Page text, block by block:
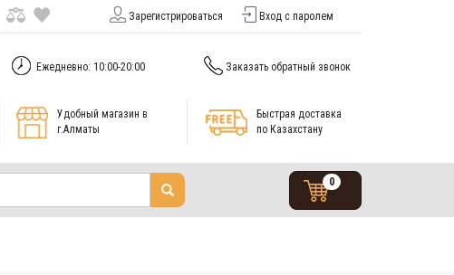
Зарегистрироваться Вход с паролем
Ежедневно: 10:00-20:00 Заказать обратный звонок
Удобный магазин в
г.Алматы
Быстрая доставка
по Казахстану
0